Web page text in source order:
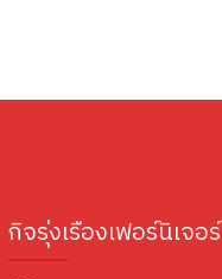
กิจรุ่งเรืองเฟอร์นิเจอร์